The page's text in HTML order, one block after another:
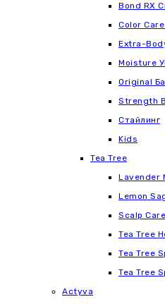
Bond RX
Color
Extra-
Moisture
Original
Strength
Стайлинг
Kids
Tea Tree
Lavender
Lemon
Scalp
Tea Tree
Tea Tree
Tea Tree
Actyva